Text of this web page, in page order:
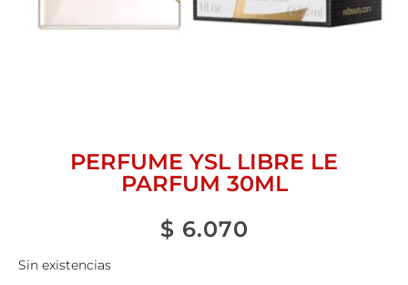
PERFUME YSL LIBRE LE
PARFUM 30ML
$ 6.070
Sin existencias